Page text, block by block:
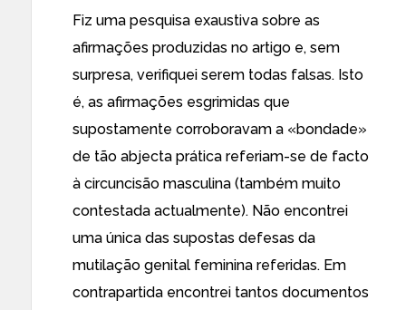
Fiz uma pesquisa exaustiva sobre as
afirmações produzidas no artigo e, sem
surpresa, verifiquei serem todas falsas. Isto
é, as afirmações esgrimidas que
supostamente corroboravam a «bondade»
de tão abjecta prática referiam-se de facto
à circuncisão masculina (também muito
contestada actualmente). Não encontrei
uma única das supostas defesas da
mutilação genital feminina referidas. Em
contrapartida encontrei tantos documentos